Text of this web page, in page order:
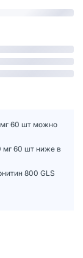
мг 60 шт можно
мг 60 шт ниже в
800 GLS